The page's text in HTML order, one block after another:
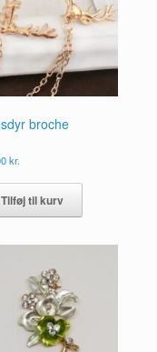
broche
kr.
Tilføj til kurv